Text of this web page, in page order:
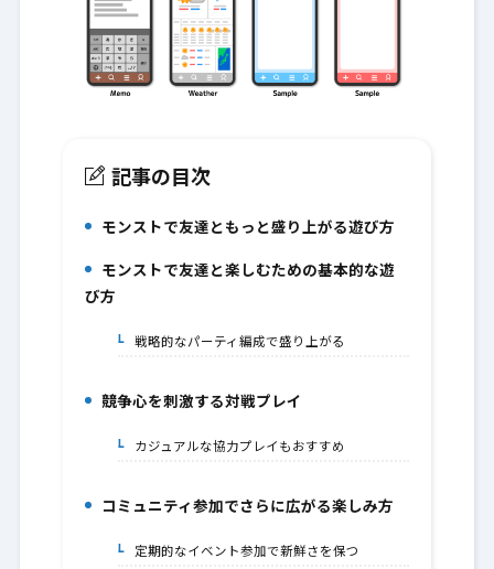
記事の目次
モンストで友達ともっと盛り上がる遊び方
モンストで友達と楽しむための基本的な遊
び方
2-1.戦略的なパーティ編成で盛り上がる
3.競争心を刺激する対戦プレイ
3-1.カジュアルな協力プレイもおすすめ
コミュニティ参加でさらに広がる楽しみ方
4-1.定期的なイベント参加で新鮮さを保つ